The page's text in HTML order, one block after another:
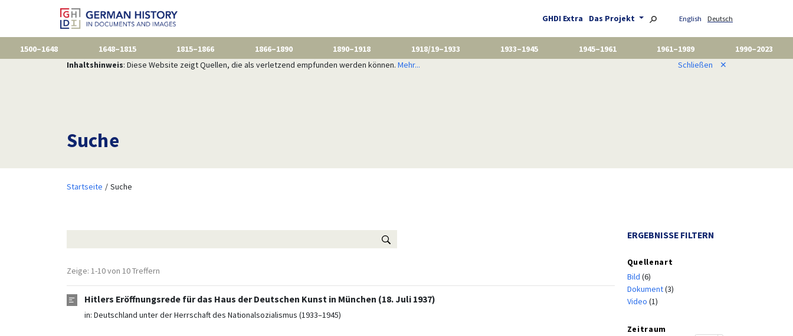
GHDI Extra Das Projekt English Deutsch
1500–1648 1648–1815 1815–1866 1866–1890 1890–1918 1918/19–1933 1933–1945 1945–1961 1961–1989
1990–2023
Inhaltshinweis: Diese Website zeigt Quellen, die als verletzend empfunden werden können. Mehr... Schließen ✕
Suche
Startseite Suche
Zeige: 1-10 von 10 Treffern
Hitlers Eröffnungsrede für das Haus der Deutschen Kunst in München (18. Juli 1937)
in: Deutschland unter der Herrschaft des Nationalsozialismus (1933–1945)
ERGEBNISSE FILTERN
Quellenart
Bild (6)
Dokument(3)
Video (1)
Zeitraum